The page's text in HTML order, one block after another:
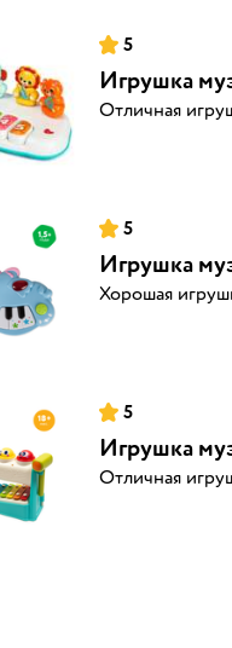
5
Игрушка
Отличная
5
Игрушка
Хорошая
5
Игрушка
Отличная